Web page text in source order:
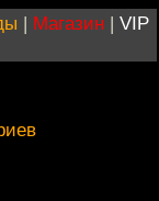
| Магазин | VIP